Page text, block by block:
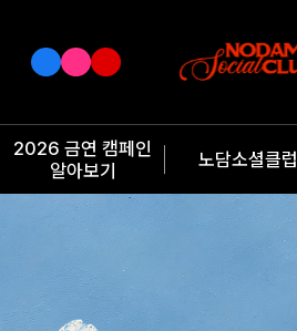
2026 금연 캠페인
알아보기
노담소셜클럽